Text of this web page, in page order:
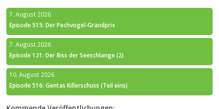
7. August 2026
Episode 515: Der Pechvogel-Grandprix
7. August 2026
Episode 121: Der Biss der Seeschlange (2)
10. August 2026
Episode 516: Gentas Killerschuss (Teil eins)